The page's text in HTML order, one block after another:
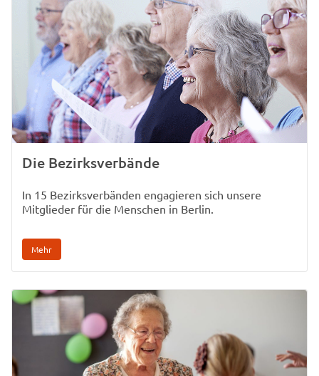
Die Bezirksverbände
In 15 Bezirksverbänden engagieren sich unsere
Mitglieder für die Menschen in Berlin.
Mehr